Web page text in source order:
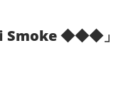
Smoke ◆◆◆」